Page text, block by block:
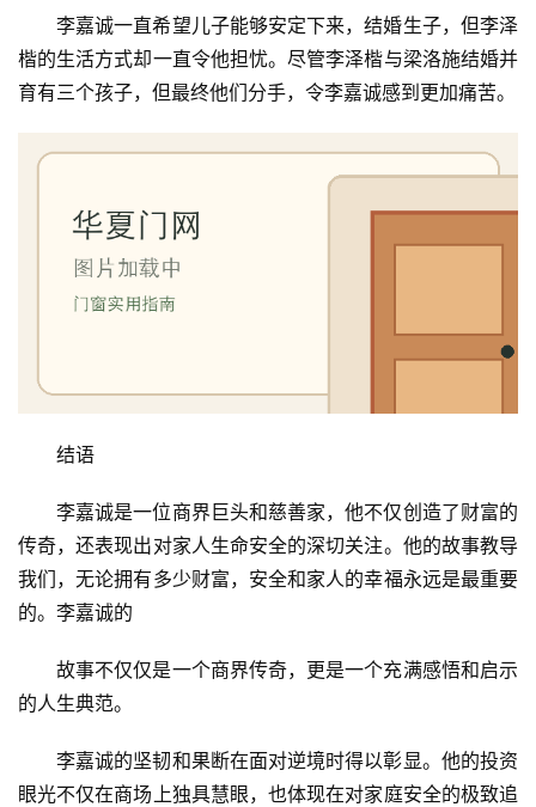
套
安
资
我
们
李嘉诚一直希望儿子能够安定下来，结婚生子，但李泽
楷的生活方式却一直令他担忧。尽管李泽楷与梁洛施结婚并
育有三个孩子，但最终他们分手，令李嘉诚感到更加痛苦。
结语
李嘉诚是一位商界巨头和慈善家，他不仅创造了财富的
传奇，还表现出对家人生命安全的深切关注。他的故事教导
我们，无论拥有多少财富，安全和家人的幸福永远是最重要
的。李嘉诚的
故事不仅仅是一个商界传奇，更是一个充满感悟和启示
的人生典范。
李嘉诚的坚韧和果断在面对逆境时得以彰显。他的投资
眼光不仅在商场上独具慧眼，也体现在对家庭安全的极致追